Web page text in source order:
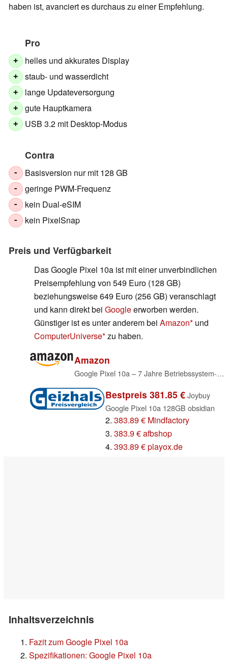
haben ist, avanciert es durchaus zu einer Empfehlung.
Pro
+ helles und akkurates Display
+ staub- und wasserdicht
+ lange Updateversorgung
+ gute Hauptkamera
+ USB 3.2 mit Desktop-Modus
Contra
- Basisversion nur mit 128 GB
- geringe PWM-Frequenz
- kein Dual-eSIM
- kein PixelSnap
Preis und Verfügbarkeit
Das Google Pixel 10a ist mit einer unverbindlichen
Preisempfehlung von 549 Euro (128 GB)
beziehungsweise 649 Euro (256 GB) veranschlagt
und kann direkt bei Googleerworben werden.
Günstiger ist es unter anderem bei Amazon und
ComputerUniverse zu haben.
Amazon
Google Pixel 10a – 7 Jahre Betriebssystem- und Sicherheitsupdates, mehr als 30 Stunden Akkulaufzeit, Kamera-Coach, Gemini Live, Pixel-Sicherheitsfunktionen - Obsidian, 128GB
Bestpreis 381.85 €Joybuy
Google Pixel 10a 128GB obsidian
2. 383.89 € Mindfactory
3. 383.9 € afbshop
4. 393.89 € playox.de
Inhaltsverzeichnis
Fazit zum Google Pixel 10a
Spezifikationen: Google Pixel 10a